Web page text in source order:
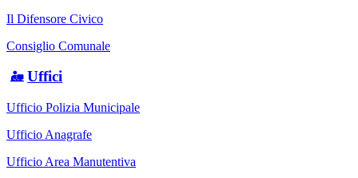
Il Difensore Civico
Consiglio Comunale
Uffici
Ufficio Polizia Municipale
Ufficio Anagrafe
Ufficio Area Manutentiva